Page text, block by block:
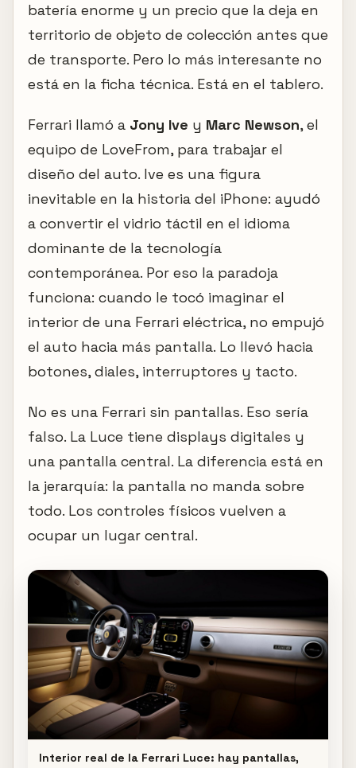
batería enorme y un precio que la deja en
territorio de objeto de colección antes que
de transporte. Pero lo más interesante no
está en la ficha técnica. Está en el tablero.
Ferrari llamó a Jony Ive y Marc Newson, el
equipo de LoveFrom, para trabajar el
diseño del auto. Ive es una figura
inevitable en la historia del iPhone: ayudó
a convertir el vidrio táctil en el idioma
dominante de la tecnología
contemporánea. Por eso la paradoja
funciona: cuando le tocó imaginar el
interior de una Ferrari eléctrica, no empujó
el auto hacia más pantalla. Lo llevó hacia
botones, diales, interruptores y tacto.
No es una Ferrari sin pantallas. Eso sería
falso. La Luce tiene displays digitales y
una pantalla central. La diferencia está en
la jerarquía: la pantalla no manda sobre
todo. Los controles físicos vuelven a
ocupar un lugar central.
Interior real de la Ferrari Luce: hay pantallas,